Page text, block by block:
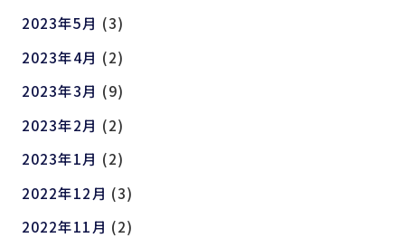
2023年5月 (3)
2023年4月 (2)
2023年3月 (9)
2023年2月 (2)
2023年1月 (2)
2022年12月 (3)
2022年11月 (2)